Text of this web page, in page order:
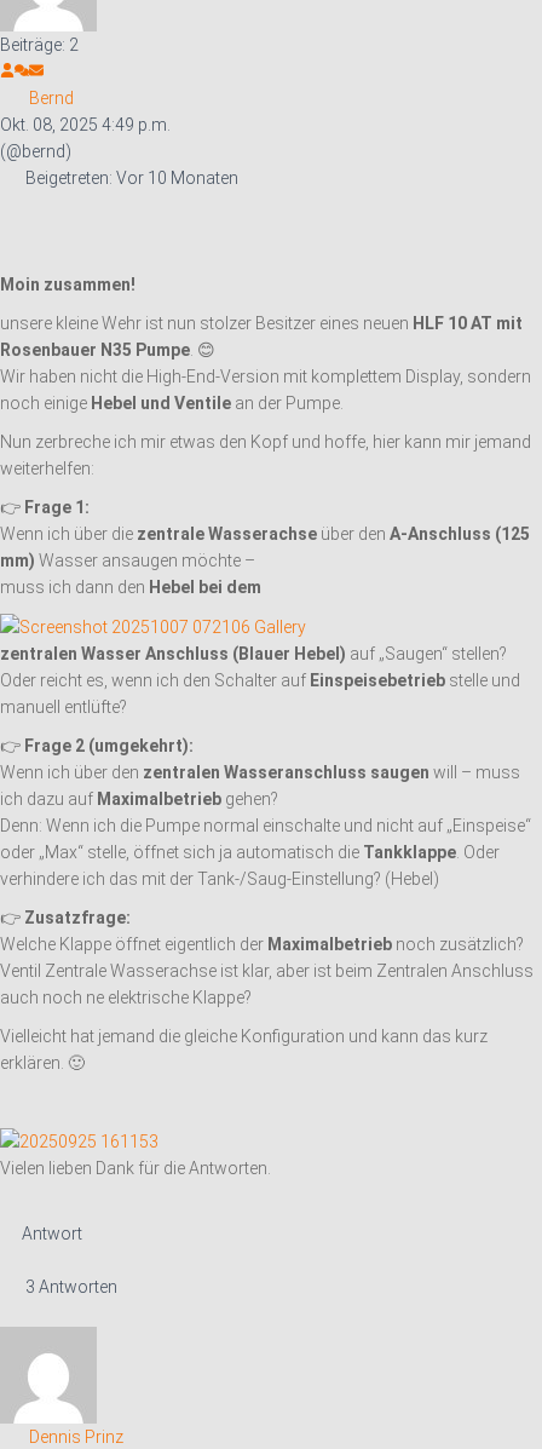
Beiträge: 2
Bernd
Okt. 08, 2025 4:49 p.m.
(@bernd)
Beigetreten: Vor 10 Monaten
Moin zusammen!
unsere kleine Wehr ist nun stolzer Besitzer eines neuen HLF 10 AT mit
Rosenbauer N35 Pumpe . 😊
Wir haben nicht die High-End-Version mit komplettem Display, sondern
noch einige Hebel und Ventile an der Pumpe.
Nun zerbreche ich mir etwas den Kopf und hoffe, hier kann mir jemand
weiterhelfen:
👉 Frage 1:
Wenn ich über die zentrale Wasserachse über den A-Anschluss (125
mm) Wasser ansaugen möchte –
muss ich dann den Hebel bei dem
zentralen Wasser Anschluss (Blauer Hebel) auf „Saugen“ stellen?
Oder reicht es, wenn ich den Schalter auf Einspeisebetrieb stelle und
manuell entlüfte?
👉 Frage 2 (umgekehrt):
Wenn ich über den zentralen Wasseranschluss saugen will – muss
ich dazu auf Maximalbetrieb gehen?
Denn: Wenn ich die Pumpe normal einschalte und nicht auf „Einspeise“
oder „Max“ stelle, öffnet sich ja automatisch die Tankklappe . Oder
verhindere ich das mit der Tank-/Saug-Einstellung? (Hebel)
👉 Zusatzfrage:
Welche Klappe öffnet eigentlich der Maximalbetrieb noch zusätzlich?
Ventil Zentrale Wasserachse ist klar, aber ist beim Zentralen Anschluss
auch noch ne elektrische Klappe?
Vielleicht hat jemand die gleiche Konfiguration und kann das kurz
erklären. 🙂
Vielen lieben Dank für die Antworten.
Antwort
3 Antworten
Dennis Prinz